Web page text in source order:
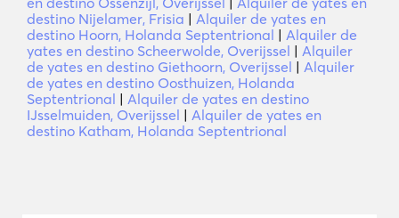
destino Nijelamer, Frisia | Alquiler de yates en
destino Hoorn, Holanda Septentrional | Alquiler de
yates en destino Scheerwolde, Overijssel | Alquiler
de yates en destino Giethoorn, Overijssel | Alquiler
de yates en destino Oosthuizen, Holanda
Septentrional | Alquiler de yates en destino
IJsselmuiden, Overijssel | Alquiler de yates en
destino Katham, Holanda Septentrional